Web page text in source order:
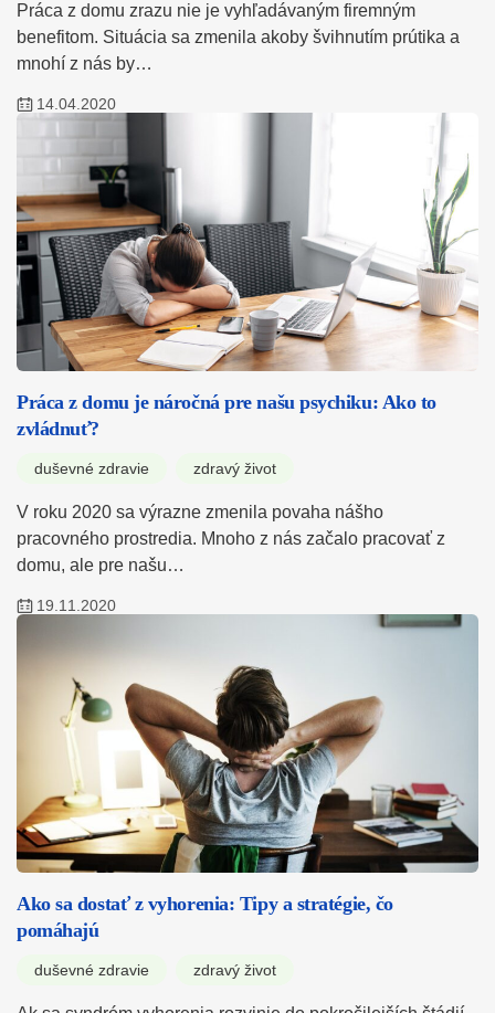
Práca z domu zrazu nie je vyhľadávaným firemným
benefitom. Situácia sa zmenila akoby švihnutím prútika a
mnohí z nás by…
14.04.2020
Práca z domu je náročná pre našu psychiku: Ako to
zvládnuť?
duševné zdravie zdravý život
V roku 2020 sa výrazne zmenila povaha nášho
pracovného prostredia. Mnoho z nás začalo pracovať z
domu, ale pre našu…
19.11.2020
Ako sa dostať z vyhorenia: Tipy a stratégie, čo
pomáhajú
duševné zdravie zdravý život